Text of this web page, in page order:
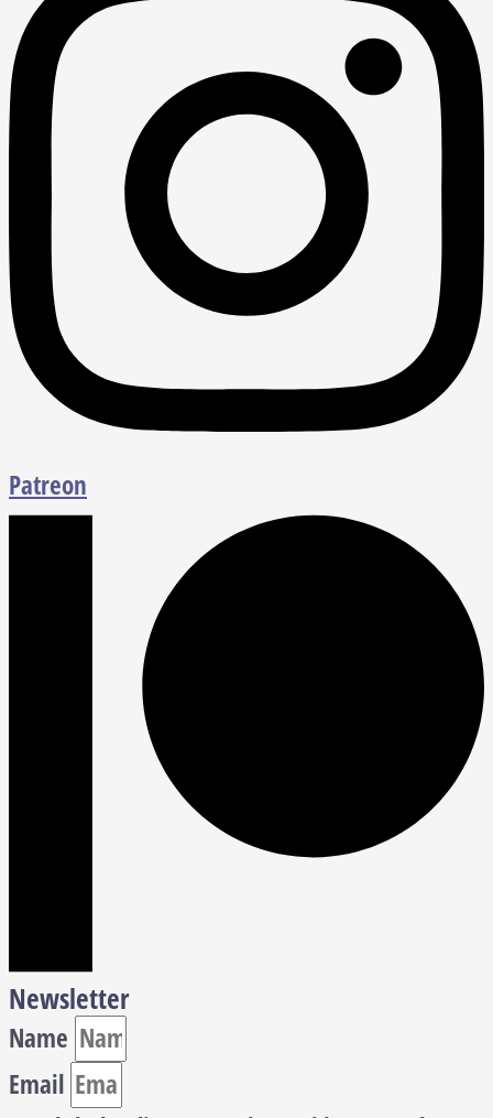
Patreon
Newsletter
Name
Email